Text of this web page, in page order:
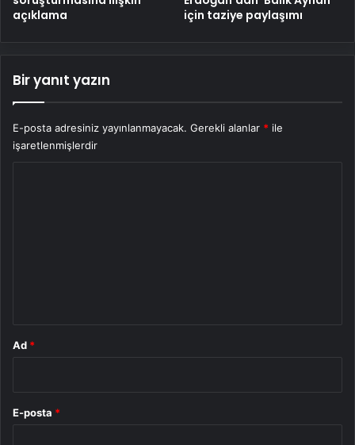
açıklama
için taziye paylaşımı
Bir yanıt yazın
E-posta adresiniz yayınlanmayacak. Gerekli alanlar * ile
işaretlenmişlerdir
Ad *
E-posta *